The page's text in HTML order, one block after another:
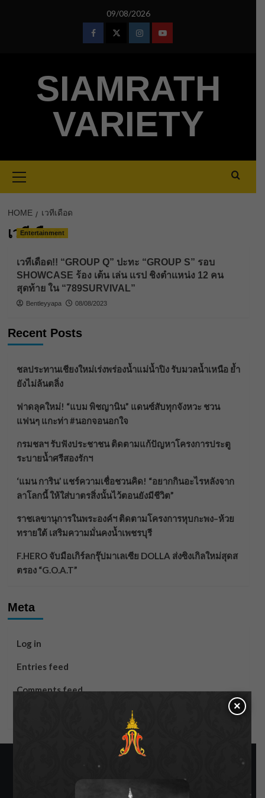
09/08/2026
FacebookTwitterInstagramYoutube
SIAMRATH
VARIETY
Menu
HOME เวทีเดือด
เวทีเดือด
Entertainment
เวทีเดือด!! “GROUP Q” ปะทะ “GROUP S” รอบ
SHOWCASE ร้อง เต้น เล่น เเรป ชิงตำเเหน่ง 12 คน
สุดท้าย ใน “789SURVIVAL”
Bentleyyapa 08/08/2023
Recent Posts
ชลประทานเชียงใหม่เร่งพร่องน้ำแม่น้ำปิง รับมวลน้ำเหนือ ย้ำ
ยังไม่ล้นตลิ่ง
ฟาดลุคใหม่! “แบม พิชญานิน” แดนซ์สับทุกจังหวะ ชวน
แฟนๆ แกะท่า #นอกจอนอกใจ
กรมชลฯ รับฟังประชาชน ติดตามแก้ปัญหาโครงการประตู
ระบายน้ำศรีสองรักฯ
‘แมน การิน’ แชร์ความเชื่อชวนคิด! “อยากกินอะไรหลังจาก
ลาโลกนี้ ให้ใส่บาตรสิ่งนั้นไว้ตอนยังมีชีวิต”
ราชเลขานุการในพระองค์ฯ ติดตามโครงการหุบกะพง–ห้วย
ทรายใต้ เสริมความมั่นคงน้ำเพชรบุรี
F.HERO จับมือเกิร์ลกรุ๊ปมาเลเซีย DOLLA ส่งซิงเกิลใหม่สุดส
ตรอง “G.O.A.T”
Meta
Log in
Entries feed
Comments feed
×